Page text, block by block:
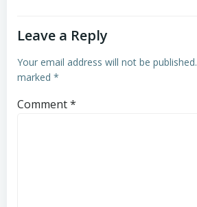
Leave a Reply
Your email address will not be published.
marked *
Comment*